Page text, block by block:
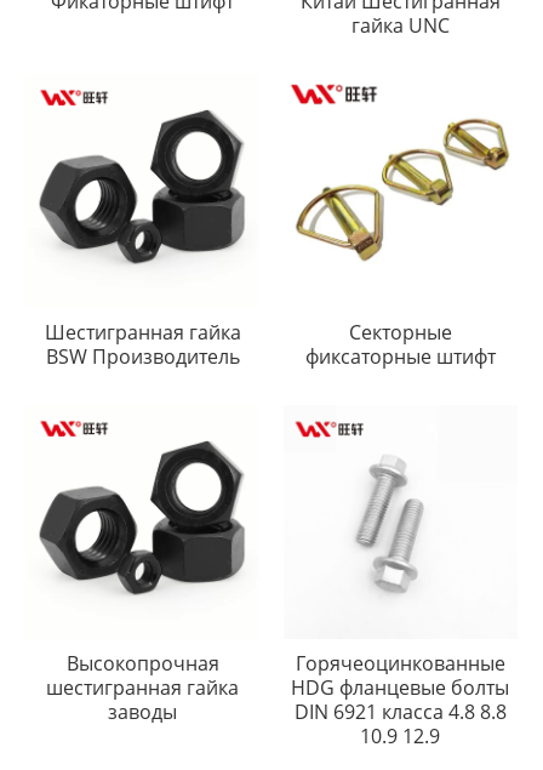
гайка UNC
Шестигранная гайка
BSW Производитель
Секторные
фиксаторные штифт
Высокопрочная
шестигранная гайка
заводы
Горячеоцинкованные
HDG фланцевые болты
DIN 6921 класса 4.8 8.8
10.9 12.9